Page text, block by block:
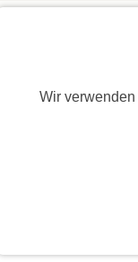
Wir
Events am